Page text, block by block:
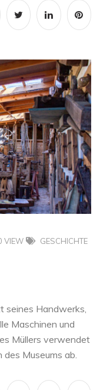
VIEW GESCHICHTE
seines Handwerks,
Maschinen und
Müllers verwendet
Museums ab.